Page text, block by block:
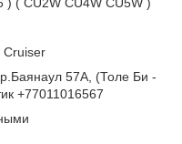
Cruiser
57А, (Толе Би -
+77011016567